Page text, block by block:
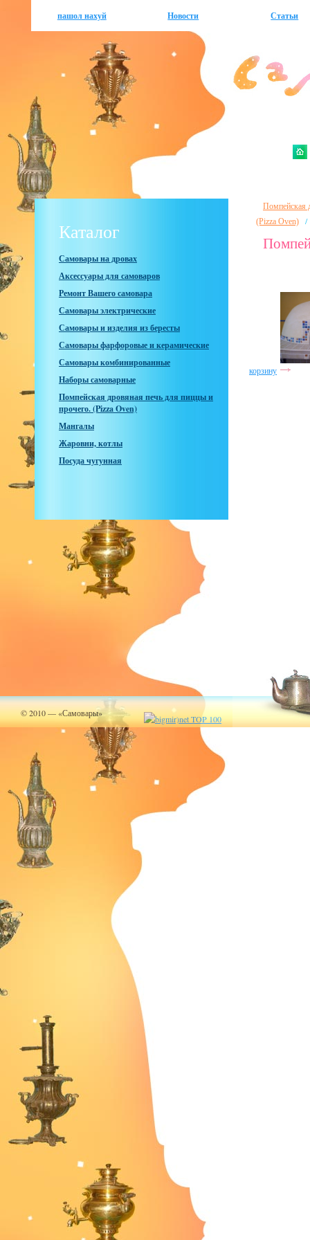
пашол нахуй Новости Статьи
Каталог
Самовары на дровах
Аксессуары для самоваров
Ремонт Вашего самовара
Самовары электрические
Самовары и изделия из бересты
Самовары фарфоровые и керамические
Самовары комбинированные
Наборы самоварные
Помпейская дровяная печь для пиццы и
прочего. (Pizza Oven)
Мангалы
Жаровни, котлы
Посуда чугунная
Помпейская
(Pizza Oven)
/
корзину
© 2010 — «Самовары»